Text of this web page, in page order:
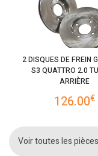
2 DISQUES DE FREIN
S3 QUATTRO 2.0
ARRIÈRE
126.00€
Voir toutes les